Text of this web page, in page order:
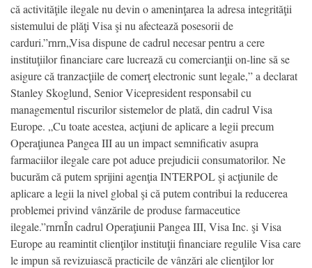
că activităţile ilegale nu devin o ameninţarea la adresa integrităţii
sistemului de plăţi Visa şi nu afectează posesorii de
carduri.”rnrn„Visa dispune de cadrul necesar pentru a cere
instituţiilor financiare care lucrează cu comercianţii on-line să se
asigure că tranzacţiile de comerţ electronic sunt legale,” a declarat
Stanley Skoglund, Senior Vicepresident responsabil cu
managementul riscurilor sistemelor de plată, din cadrul Visa
Europe. „Cu toate acestea, acţiuni de aplicare a legii precum
Operaţiunea Pangea III au un impact semnificativ asupra
farmaciilor ilegale care pot aduce prejudicii consumatorilor. Ne
bucurăm că putem sprijini agenţia INTERPOL şi acţiunile de
aplicare a legii la nivel global şi că putem contribui la reducerea
problemei privind vânzările de produse farmaceutice
ilegale.”rnrnÎn cadrul Operaţiunii Pangea III, Visa Inc. şi Visa
Europe au reamintit clienţilor instituţii financiare regulile Visa care
le impun să revizuiască practicile de vânzări ale clienţilor lor